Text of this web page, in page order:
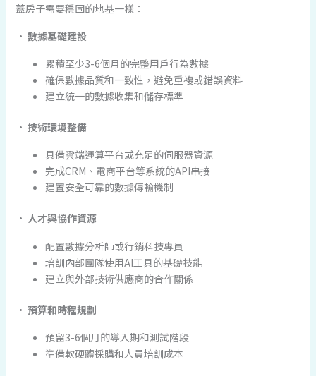
蓋房子需要穩固的地基一樣：
• 數據基礎建設
累積至少3-6個月的完整用戶行為數據
確保數據品質和一致性，避免重複或錯誤資料
建立統一的數據收集和儲存標準
• 技術環境整備
具備雲端運算平台或充足的伺服器資源
完成CRM、電商平台等系統的API串接
建置安全可靠的數據傳輸機制
• 人才與協作資源
配置數據分析師或行銷科技專員
培訓內部團隊使用AI工具的基礎技能
建立與外部技術供應商的合作關係
• 預算和時程規劃
預留3-6個月的導入期和測試階段
準備軟硬體採購和人員培訓成本